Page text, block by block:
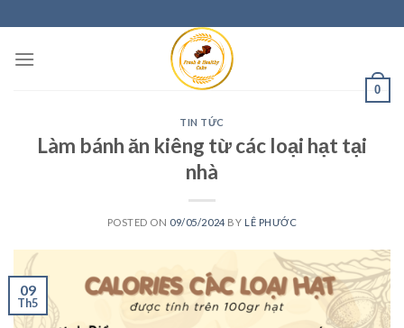
0
TIN TỨC
Làm bánh ăn kiêng từ các loại hạt tại
nhà
POSTED ON 09/05/2024 BY LÊ PHƯỚC
09
Th5